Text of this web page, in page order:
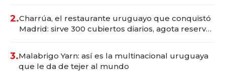
2.Charrúa, el restaurante uruguayo que conquistó
Madrid: sirve 300 cubiertos diarios, agota reservas
3.Malabrigo Yarn: así es la multinacional uruguaya
que le da de tejer al mundo